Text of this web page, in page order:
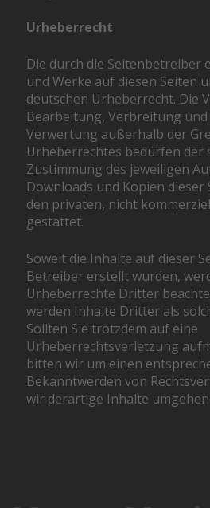
Urheberrecht
Die durch die Seitenbetreiber
und Werke auf diesen Seiten
deutschen Urheberrecht. Die
Bearbeitung, Verbreitung
Verwertung außerhalb der
Urheberrechtes bedürfen der
Zustimmung des jeweiligen
Downloads und Kopien
den privaten, nicht
gestattet.
Soweit die Inhalte auf dieser
Betreiber erstellt wurden,
Urheberrechte Dritter
werden Inhalte Dritter als
Sollten Sie trotzdem auf eine
Urheberrechtsverletzung
bitten wir um einen
Bekanntwerden von
wir derartige Inhalte